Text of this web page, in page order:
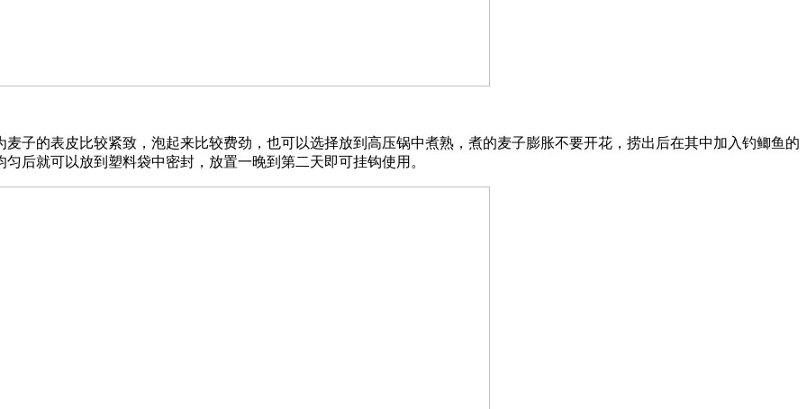
子的表皮比较紧致，泡起来比较费劲，也可以选择放到高压锅中煮熟，煮的麦子膨胀不要开花，捞出后在其中加入钓鲫鱼的
后就可以放到塑料袋中密封，放置一晚到第二天即可挂钩使用。